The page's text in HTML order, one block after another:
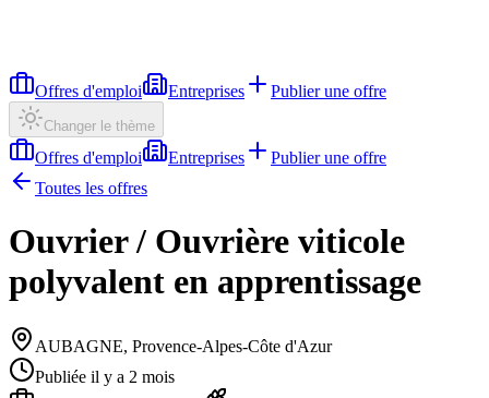
Offres d'emploi Entreprises Publier une offre
Changer le thème
Offres d'emploi Entreprises
Publier une offre
Toutes les offres
Ouvrier / Ouvrière viticole
polyvalent en apprentissage
AUBAGNE, Provence-Alpes-Côte d'Azur
Publiée il y a 2 mois